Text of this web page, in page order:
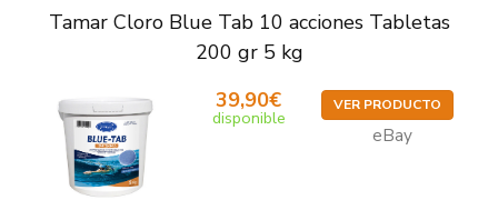
Tamar Cloro Blue Tab 10 acciones Tabletas
200 gr 5 kg
39,90€
disponible
VER PRODUCTO
eBay